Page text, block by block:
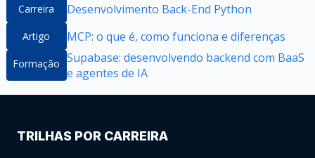
Carreira Desenvolvimento Back-End Python
Artigo MCP: o que é, como funciona e diferenças
Formação Supabase: desenvolvendo backend com BaaS
e agentes de IA
TRILHAS POR CARREIRA